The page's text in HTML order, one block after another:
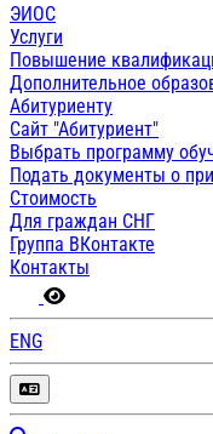
ЭИОС
Услуги
Повышение
Дополнительное
Абитуриенту
Сайт "Абитуриент"
Выбрать программу
Подать документы о
Стоимость
Для граждан СНГ
Группа ВКонтакте
Контакты
ENG